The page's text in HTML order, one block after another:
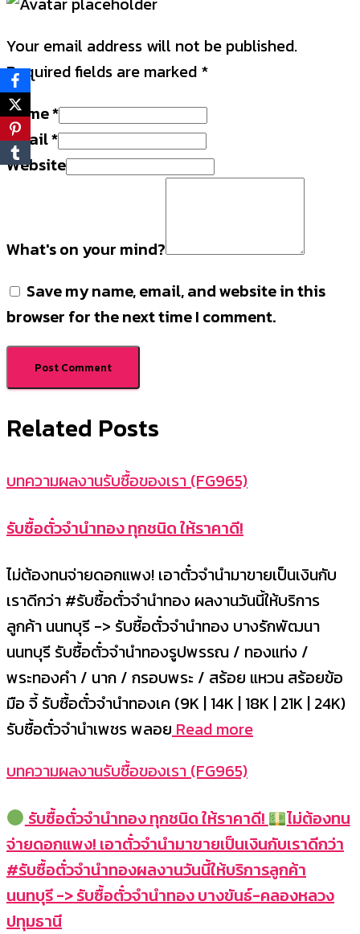
Your email address will not be published.
Required fields are marked *
Name*
Email*
Website
What's on your mind?
Save my name, email, and website in this
browser for the next time I comment.
Related Posts
บทความผลงานรับซื้อของเรา (FG965)
รับซื้อตั๋วจำนำทอง ทุกชนิด ให้ราคาดี!
ไม่ต้องทนจ่ายดอกแพง! เอาตั๋วจำนำมาขายเป็นเงินกับ
เราดีกว่า #รับซื้อตั๋วจำนำทอง ผลงานวันนี้ให้บริการ
ลูกค้า นนทบุรี -> รับซื้อตั๋วจำนำทอง บางรักพัฒนา
นนทบุรี รับซื้อตั๋วจำนำทองรูปพรรณ / ทองแท่ง /
พระทองคำ / นาก / กรอบพระ / สร้อย แหวน สร้อยข้อ
มือ จี้ รับซื้อตั๋วจำนำทองเค (9K | 14K | 18K | 21K | 24K)
รับซื้อตั๋วจำนำเพชร พลอยRead more
บทความผลงานรับซื้อของเรา (FG965)
รับซื้อตั๋วจำนำทอง ทุกชนิด ให้ราคาดี!
ไม่ต้องทน
จ่ายดอกแพง! เอาตั๋วจำนำมาขายเป็นเงินกับเราดีกว่า
#รับซื้อตั๋วจำนำทองผลงานวันนี้ให้บริการลูกค้า
นนทบุรี -> รับซื้อตั๋วจำนำทอง บางขันธ์-คลองหลวง
ปทุมธานี